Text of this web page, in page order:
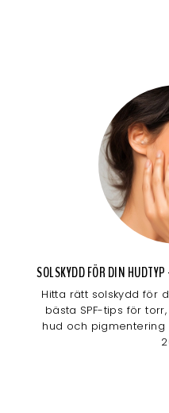
SOLSKYDD FÖR DIN
Hitta rätt solskydd för
bästa SPF-tips för
hud och